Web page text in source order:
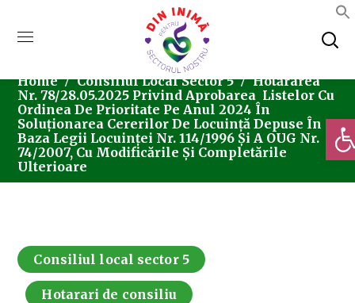
Home Consiliul Local Sector 5
Hotărârea
Nr. 78/28.05.2025 Privind Aprobarea Listelor Cu
Ordinea De Prioritate Pe Anul 2024 În
Soluționarea Cererilor De Locuință Depuse În
Baza Legii Locuinței Nr. 114/1996 Și A OUG Nr.
74/2007, Cu Modificările Și Completările
Ulterioare
Consiliul local sector 5
Hotarari de consiliu